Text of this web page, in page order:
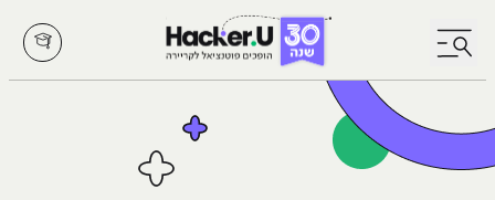
לחץ לפתיחת/סגירת תפריט